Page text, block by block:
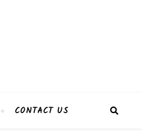
CONTACT US